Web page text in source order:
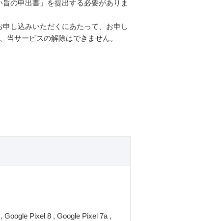
の申出書」を提出する必要がありま
し込みいただくにあたって、お申し
サービスの解除はできません。
Google Pixel 8 , Google Pixel 7a ,